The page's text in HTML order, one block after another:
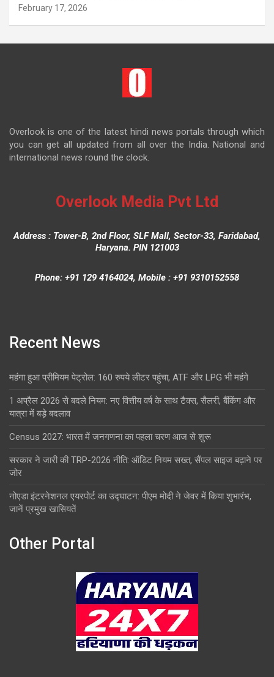
February 17, 2026
Overlook is one of the latest hindi news portals through which
you can get all updated from all over the India. National and
international news round the clock.
Overlook Media Pvt Ltd
Address : Tower-B, 2nd Floor, SLF Mall, Sector-33, Faridabad,
Haryana. PIN 121003
Phone: +91 129 4164024, Mobile : +91 9310152558
Recent News
महंगा हुआ प्रीमियम पेट्रोल: 160 रुपये लीटर पहुंचा, ATF और LPG भी महंगे
1 अप्रैल 2026 से बदले नियम: नए वित्तीय वर्ष के साथ टैक्स, सैलरी, बैंकिंग और
यात्रा में बड़े बदलाव
Census 2027: भारत में जनगणना का पहला चरण आज से शुरू
सरकार ने जारी की TRP-2026 नीति: ऑडिट नियम सख्त, सैंपल साइज बढ़ाने पर
जोर
नोएडा इंटरनेशनल एयरपोर्ट का उद्घाटन: पीएम मोदी ने जेवर में किया शुभारंभ,
जानें प्रमुख खासियतें
Other Portal